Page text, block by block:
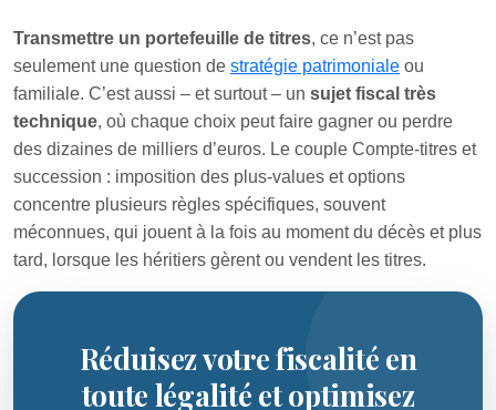
Transmettre un portefeuille de titres, ce n’est pas
seulement une question de stratégie patrimoniale ou
familiale. C’est aussi – et surtout – un sujet fiscal très
technique, où chaque choix peut faire gagner ou perdre
des dizaines de milliers d’euros. Le couple Compte-titres et
succession : imposition des plus-values et options
concentre plusieurs règles spécifiques, souvent
méconnues, qui jouent à la fois au moment du décès et plus
tard, lorsque les héritiers gèrent ou vendent les titres.
Réduisez votre fiscalité en
toute légalité et optimisez